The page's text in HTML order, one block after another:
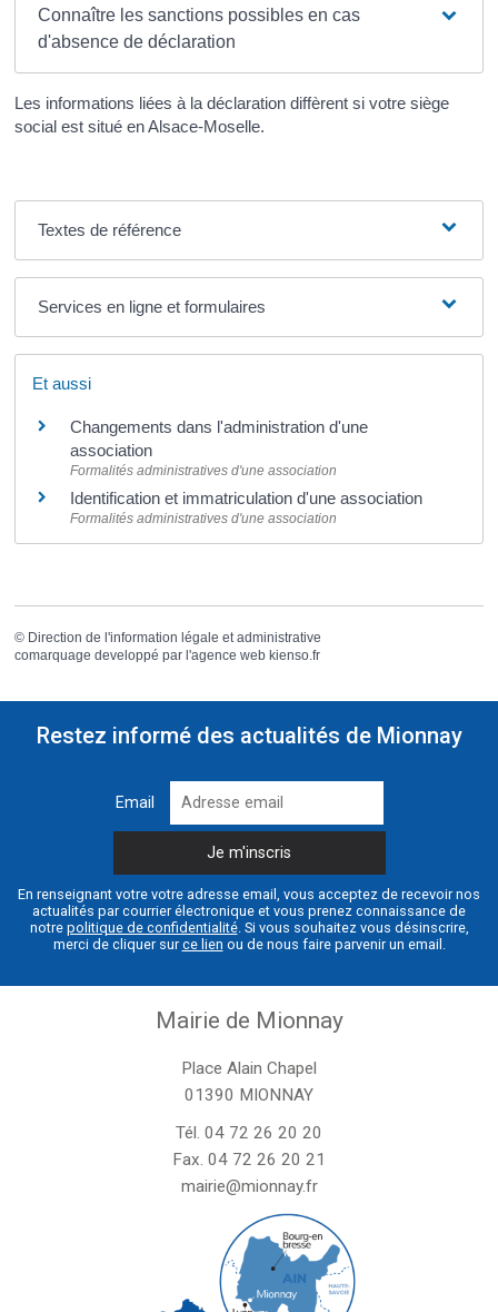
Connaître les sanctions possibles en cas
d'absence de déclaration
Les informations liées à la déclaration diffèrent si votre siège
social est situé en Alsace-Moselle.
Textes de référence
Services en ligne et formulaires
Et aussi
Changements dans l'administration d'une
association
Formalités administratives d'une association
Identification et immatriculation d'une association
Formalités administratives d'une association
© Direction de l'information légale et administrative
comarquage developpé par l'agence web kienso.fr
Restez informé des actualités de Mionnay
Email
En renseignant votre votre adresse email, vous acceptez de recevoir nos
actualités par courrier électronique et vous prenez connaissance de
notre politique de confidentialité. Si vous souhaitez vous désinscrire,
merci de cliquer surce lien ou de nous faire parvenir un email.
Mairie de Mionnay
Place Alain Chapel
01390 MIONNAY
Tél. 04 72 26 20 20
Fax. 04 72 26 20 21
mairie@mionnay.fr